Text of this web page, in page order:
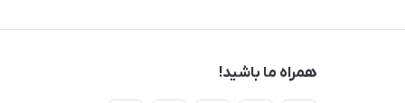
همراه ما باشید!